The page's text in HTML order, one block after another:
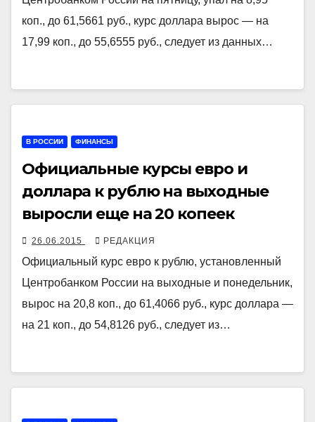
коп., до 61,5661 руб., курс доллара вырос — на
17,99 коп., до 55,6555 руб., следует из данных…
В РОССИИ ФИНАНСЫ
Официальные курсы евро и
доллара к рублю на выходные
выросли еще на 20 копеек
26.06.2015 РЕДАКЦИЯ
Официальный курс евро к рублю, установленный
Центробанком России на выходные и понедельник,
вырос на 20,8 коп., до 61,4066 руб., курс доллара —
на 21 коп., до 54,8126 руб., следует из…